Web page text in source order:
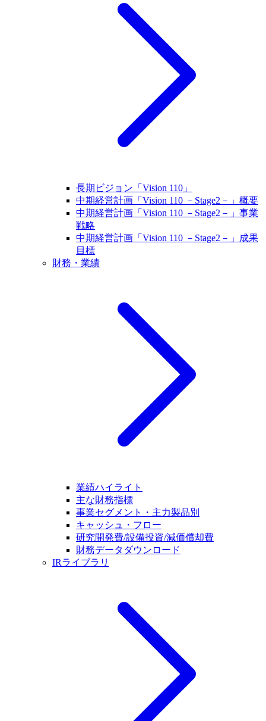
長期ビジョン「Vision 110」
中期経営計画「Vision 110 －Stage2－」概要
中期経営計画「Vision 110 －Stage2－」事業
戦略
中期経営計画「Vision 110 －Stage2－」成果
目標
財務・業績
業績ハイライト
主な財務指標
事業セグメント・主力製品別
キャッシュ・フロー
研究開発費/設備投資/減価償却費
財務データダウンロード
IRライブラリ